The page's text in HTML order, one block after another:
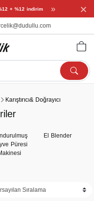
+ %12 indirim » ×
Karıştırıcı& Doğrayıcı
Püresi
El Blender